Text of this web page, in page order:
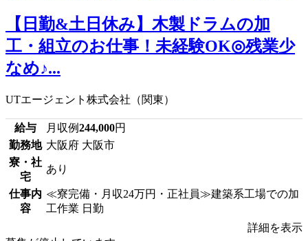
【日勤&土日休み】木製ドラムの加
工・組立のお仕事！未経験OK◎残業少
なめ♪...
UTエージェント株式会社（関東）
給与 月収例244,000円
勤務地 大阪府 大阪市
寮・社
宅
あり
仕事内
容
≪寮完備・月収24万円・正社員≫建築系工場での加
工作業 日勤
詳細を表示